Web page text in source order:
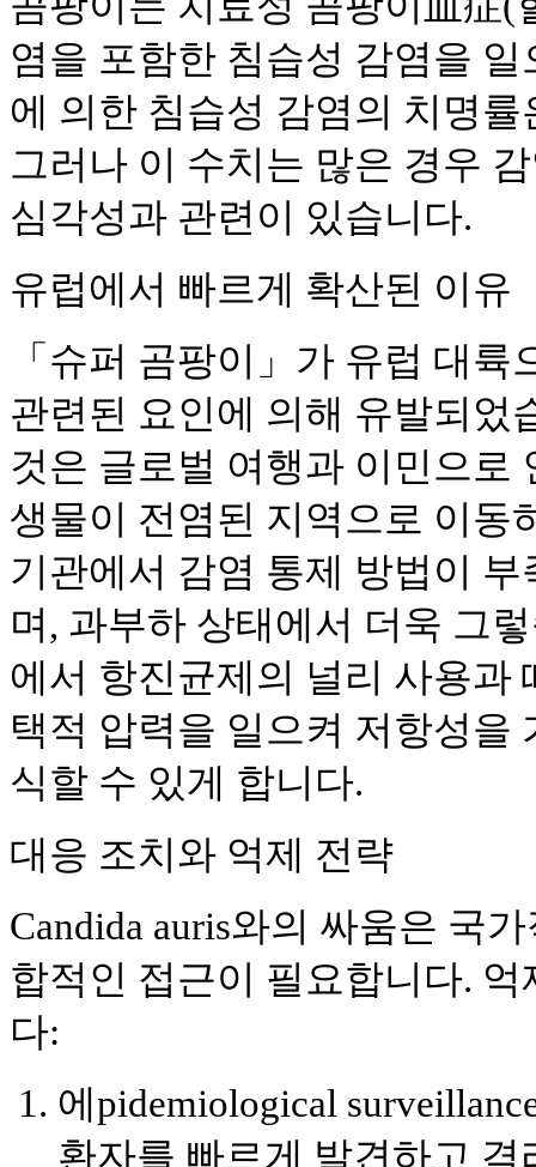
염을 포함한 침습성 감염을 일
에 의한 침습성 감염의 치명률
그러나 이 수치는 많은 경우
심각성과 관련이 있습니다.
유럽에서 빠르게 확산된 이유
「슈퍼 곰팡이」가 유럽 대
관련된 요인에 의해 유발되었
것은 글로벌 여행과 이민으로
생물이 전염된 지역으로 이동
기관에서 감염 통제 방법이
며, 과부하 상태에서 더욱 그
에서 항진균제의 널리 사용과
택적 압력을 일으켜 저항성을
식할 수 있게 합니다.
대응 조치와 억제 전략
Candida auris와의 싸움은 국
합적인 접근이 필요합니다.
다:
에pidemiological
환자를 빠르게 발견하고 격